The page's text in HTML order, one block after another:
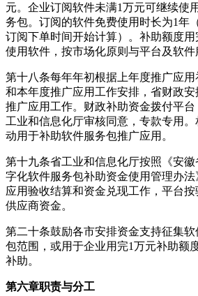
元。企业订阅软件未满1万元可继续使
务包。订阅的软件免费使用时长为1年
订阅下单时间开始计算）。补助额度
使用软件，按市场化原则与平台及软件
第十八条每年年初根据上年度推广应
和本年度推广应用工作安排，省财政
推广应用工作。财政补助资金拨付平
工业和信息化厅审核同意，专款专用
动用于补助软件服务包推广应用。
第十九条省工业和信息化厅按照《安
字化软件服务包补助资金使用管理办
应用验收结算和资金兑现工作，平台
供应商资金。
第二十条鼓励各市安排资金支持征集
包范围，或用于企业用完1万元补助额
补助。
第六章职责与分工